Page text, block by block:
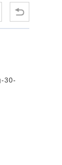
-30-